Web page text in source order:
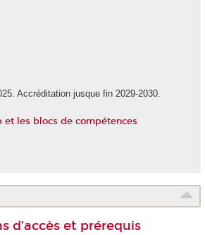
Accréditation jusque fin 2029-2030.
et les blocs de compétences
d’accès et prérequis